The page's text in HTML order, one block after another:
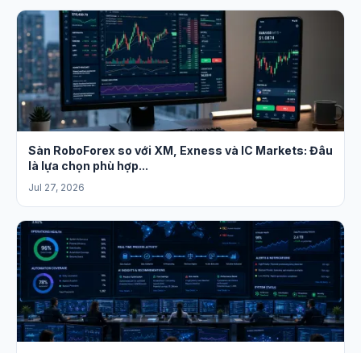
Sàn RoboForex so với XM, Exness và IC Markets: Đâu
là lựa chọn phù hợp...
Jul 27, 2026